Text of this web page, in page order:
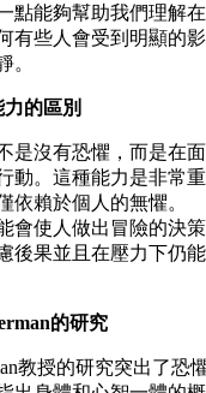
點能夠幫助我們理解
有些人會受到明顯的
。
的區別
是沒有恐懼，而是在
動。這種能力是非常
依賴於個人的無懼。
會使人做出冒險的決
後果並且在壓力下仍
的研究
教授的研究突出了恐